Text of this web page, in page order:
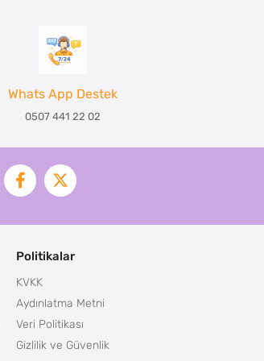
Whats App Destek
0507 441 22 02
Politikalar
KVKK
Aydınlatma Metni
Veri Politikası
Gizlilik ve Güvenlik